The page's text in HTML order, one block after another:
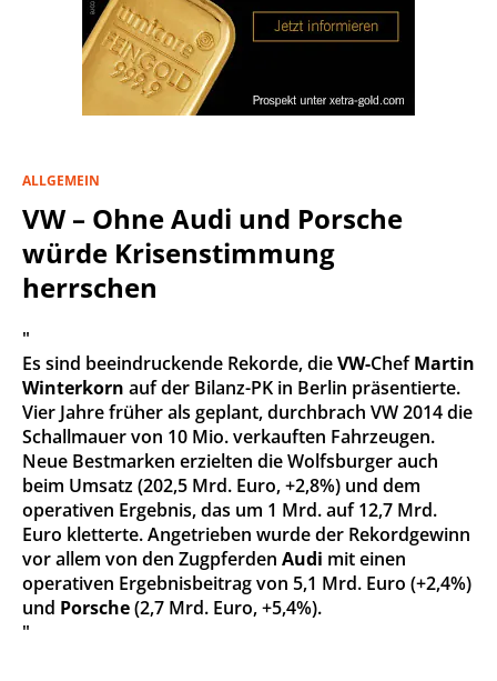
ALLGEMEIN
VW – Ohne Audi und Porsche
würde Krisenstimmung
herrschen
"
Es sind beeindruckende Rekorde, dieVW-ChefMartin
Winterkorn auf der Bilanz-PK in Berlin präsentierte.
Vier Jahre früher als geplant, durchbrach VW 2014 die
Schallmauer von 10 Mio. verkauften Fahrzeugen.
Neue Bestmarken erzielten die Wolfsburger auch
beim Umsatz (202,5 Mrd. Euro, +2,8%) und dem
operativen Ergebnis, das um 1 Mrd. auf 12,7 Mrd.
Euro kletterte. Angetrieben wurde der Rekordgewinn
vor allem von den Zugpferden Audi mit einen
operativen Ergebnisbeitrag von 5,1 Mrd. Euro (+2,4%)
und Porsche(2,7 Mrd. Euro, +5,4%).
"